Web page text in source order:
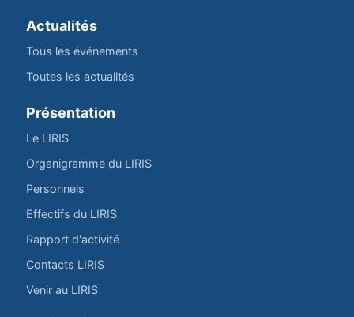
Actualités
Tous les événements
Toutes les actualités
Présentation
Le LIRIS
Organigramme du LIRIS
Personnels
Effectifs du LIRIS
Rapport d'activité
Contacts LIRIS
Venir au LIRIS